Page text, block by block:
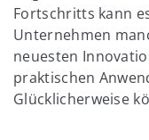
Fortschritts kann
Unternehmen
neuesten
praktischen
Glücklicherweise